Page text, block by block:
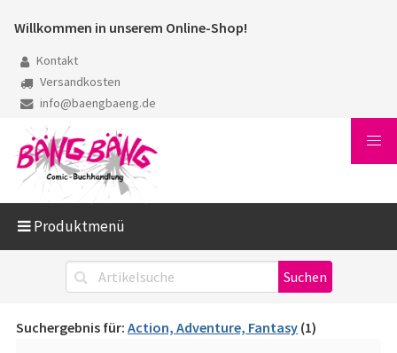
Willkommen in unserem Online-Shop!
Kontakt
Versandkosten
info@baengbaeng.de
Produktmenü
Suchergebnis für: Action, Adventure, Fantasy (1)